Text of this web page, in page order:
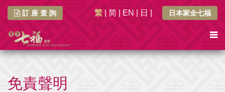
日本家全七福
繁 简 EN 日
訂 座 查 詢
免責聲明